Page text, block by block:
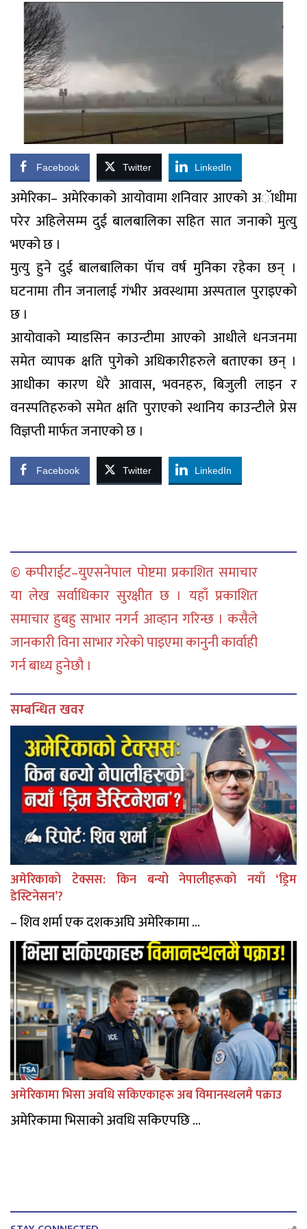
Facebook Twitter LinkedIn
अमेरिका– अमेरिकाको आयोवामा शनिवार आएको अॅाधीमा
परेर अहिलेसम्म दुई बालबालिका सहित सात जनाको मुत्यु
भएको छ ।
मुत्यु हुने दुई बालबालिका पॅाच वर्ष मुनिका रहेका छन् ।
घटनामा तीन जनालाई गंभीर अवस्थामा अस्पताल पुराइएको
छ ।
आयोवाको म्याडसिन काउन्टीमा आएको आधीले धनजनमा
समेत व्यापक क्षति पुगेको अधिकारीहरुले बताएका छन् ।
आधीका कारण धेरै आवास, भवनहरु, बिजुली लाइन र
वनस्पतिहरुको समेत क्षति पुराएको स्थानिय काउन्टीले प्रेस
विज्ञप्ती मार्फत जनाएको छ ।
Facebook Twitter LinkedIn
© कपीराईट–युएसनेपाल पोष्टमा प्रकाशित समाचार
या लेख सर्वाधिकार सुरक्षीत छ । यहाँ प्रकाशित
समाचार हुबहु साभार नगर्न आव्हान गरिन्छ । कसैले
जानकारी विना साभार गरेको पाइएमा कानुनी कार्वाही
गर्न बाध्य हुनेछौ ।
सम्बन्धित खवर
अमेरिकाको टेक्सस: किन बन्यो नेपालीहरूको नयाँ ‘ड्रिम
डेस्टिनेसन’?
– शिव शर्मा एक दशकअघि अमेरिकामा ...
अमेरिकामा भिसा अवधि सकिएकाहरू अब विमानस्थलमै पक्राउ
अमेरिकामा भिसाको अवधि सकिएपछि ...